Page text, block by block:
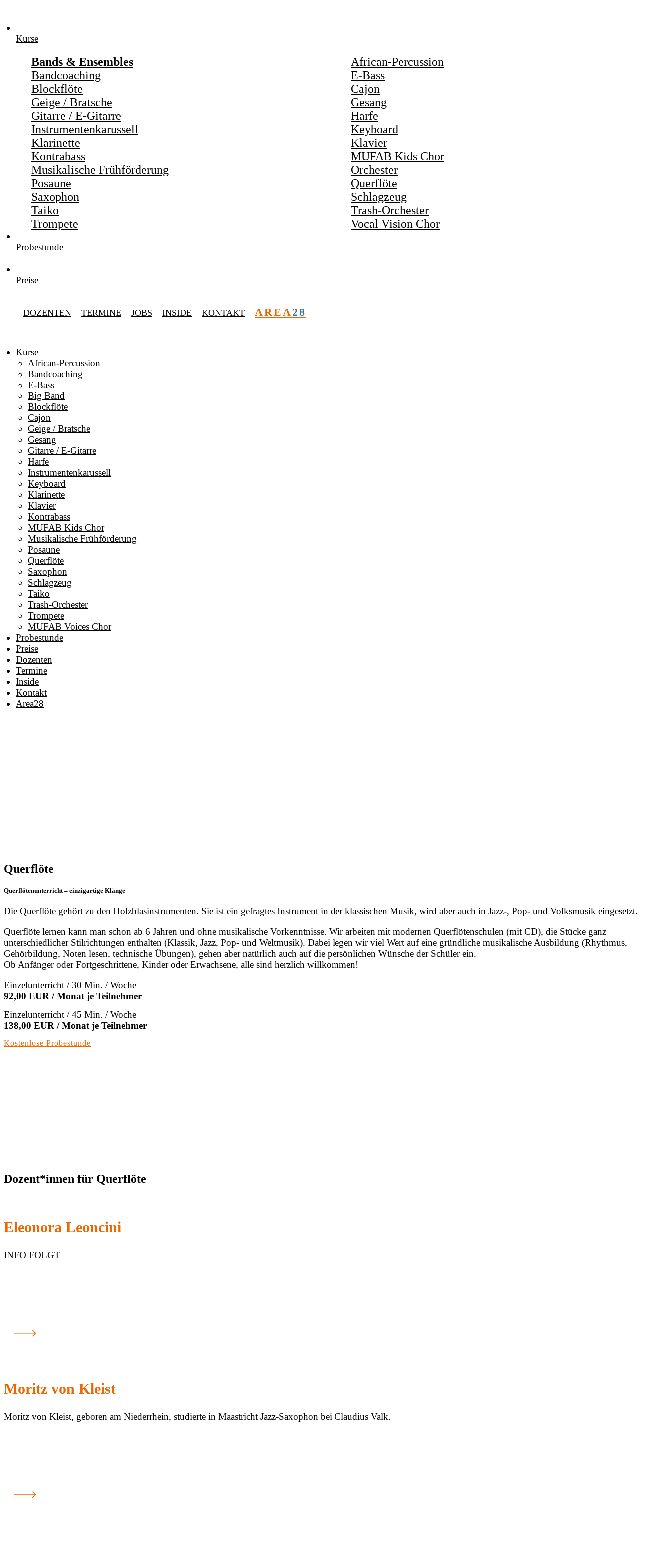
springen
Kurse
Bands & Ensembles
African-Percussion
Bandcoaching
E-Bass
Blockflöte
Cajon
Geige / Bratsche
Gesang
Gitarre / E-Gitarre
Harfe
Instrumentenkarussell
Keyboard
Klarinette
Klavier
Kontrabass
MUFAB Kids Chor
Musikalische Frühförderung
Orchester
Posaune
Querflöte
Saxophon
Schlagzeug
Taiko
Trash-Orchester
Trompete
Vocal Vision Chor
Probestunde
Preise
DOZENTEN TERMINE JOBS INSIDE KONTAKT AREA28
Kurse
African-Percussion
Bandcoaching
E-Bass
Big Band
Blockflöte
Cajon
Geige / Bratsche
Gesang
Gitarre / E-Gitarre
Harfe
Instrumentenkarussell
Keyboard
Klarinette
Klavier
Kontrabass
MUFAB Kids Chor
Musikalische Frühförderung
Posaune
Querflöte
Saxophon
Schlagzeug
Taiko
Trash-Orchester
Trompete
MUFAB Voices Chor
Probestunde
Preise
Dozenten
Termine
Inside
Kontakt
Area28
Querflöte
Querflötenunterricht – einzigartige Klänge
Die Querflöte gehört zu den Holzblasinstrumenten. Sie ist ein gefragtes Instrument in der klassischen Musik, wird aber auch in Jazz-, Pop- und Volksmusik eingesetzt.
Querflöte lernen kann man schon ab 6 Jahren und ohne musikalische Vorkenntnisse. Wir arbeiten mit modernen Querflötenschulen (mit CD), die Stücke ganz
unterschiedlicher Stilrichtungen enthalten (Klassik, Jazz, Pop- und Weltmusik). Dabei legen wir viel Wert auf eine gründliche musikalische Ausbildung (Rhythmus,
Gehörbildung, Noten lesen, technische Übungen), gehen aber natürlich auch auf die persönlichen Wünsche der Schüler ein.
Ob Anfänger oder Fortgeschrittene, Kinder oder Erwachsene, alle sind herzlich willkommen!
Einzelunterricht / 30 Min. / Woche
92,00 EUR / Monat je Teilnehmer
Einzelunterricht / 45 Min. / Woche
138,00 EUR / Monat je Teilnehmer
Kostenlose Probestunde
Dozent*innen für Querflöte
Eleonora Leoncini
INFO FOLGT
Moritz von Kleist
Moritz von Kleist, geboren am Niederrhein, studierte in Maastricht Jazz-Saxophon bei Claudius Valk.